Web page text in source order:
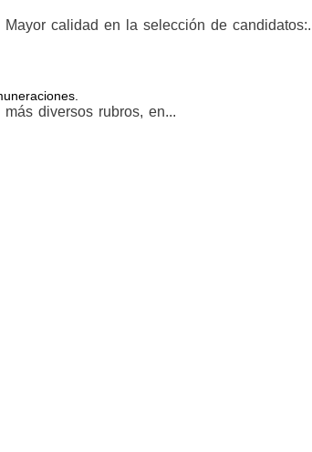
calidad en la selección de
diversos rubros, en...